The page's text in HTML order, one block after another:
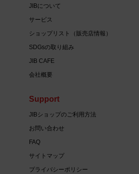
JIBについて
サービス
ショップリスト（販売店情報）
SDGsの取り組み
JIB CAFE
会社概要
Support
JIBショップのご利用方法
お問い合わせ
FAQ
サイトマップ
プライバシーポリシー